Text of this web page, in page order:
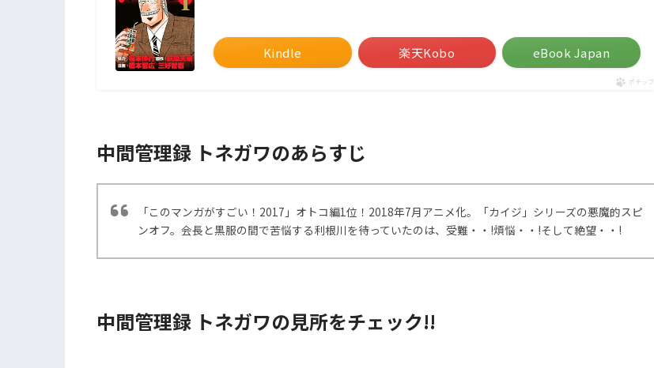
Kindle 楽天Kobo eBook Japan
ポチップ
中間管理録 トネガワのあらすじ
「このマンガがすごい！2017」オトコ編1位！2018年7月アニメ化。「カイジ」シリーズの悪魔的スピ
ンオフ。会長と黒服の間で苦悩する利根川を待っていたのは、受難・・!煩悩・・!そして絶望・・!
中間管理録 トネガワの見所をチェック!!